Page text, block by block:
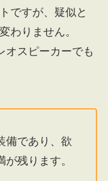
ですが、疑似と
わりません。
オスピーカーでも
備であり、欲
残ります。